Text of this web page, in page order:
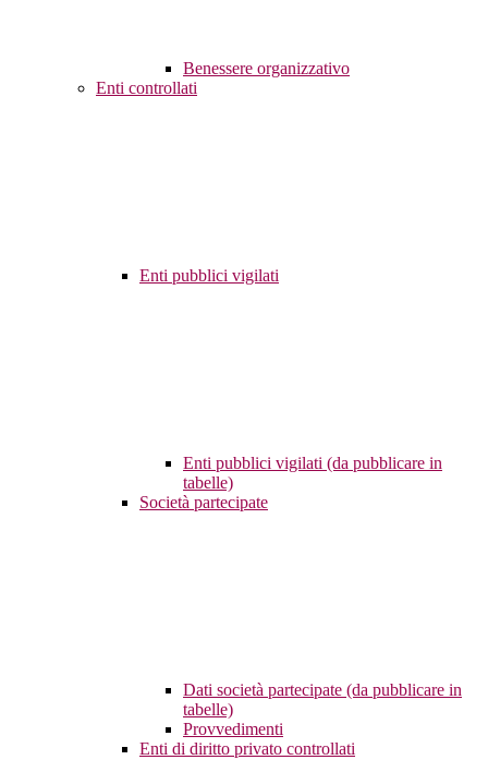
Benessere organizzativo
Enti controllati
Enti pubblici vigilati
Enti pubblici vigilati (da pubblicare in
tabelle)
Società partecipate
Dati società partecipate (da pubblicare in
tabelle)
Provvedimenti
Enti di diritto privato controllati